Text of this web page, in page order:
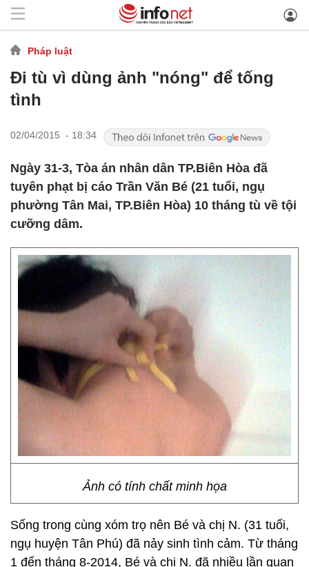
Pháp luật
Đi tù vì dùng ảnh "nóng" để tống
tình
02/04/2015 - 18:34
Ngày 31-3, Tòa án nhân dân TP.Biên Hòa đã
tuyên phạt bị cáo Trần Văn Bé (21 tuổi, ngụ
phường Tân Mai, TP.Biên Hòa) 10 tháng tù về tội
cưỡng dâm.
Ảnh có tính chất minh họa
Sống trong cùng xóm trọ nên Bé và chị N. (31 tuổi,
ngụ huyện Tân Phú) đã nảy sinh tình cảm. Từ tháng
1 đến tháng 8-2014, Bé và chị N. đã nhiều lần quan